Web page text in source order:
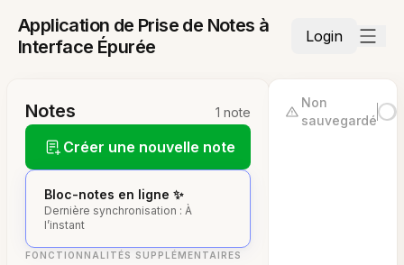
Application de Prise de Notes à
Interface Épurée
Login
Notes 1 note
Créer une nouvelle note
Bloc-notes en ligne ✨
Dernière synchronisation : À
l’instant
FONCTIONNALITÉS SUPPLÉMENTAIRES
Non
sauvegardé